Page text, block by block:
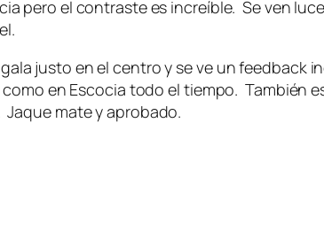
pero el contraste es increíble. Se ven
justo en el centro y se ve un feedback
en Escocia todo el tiempo. También
mate y aprobado.